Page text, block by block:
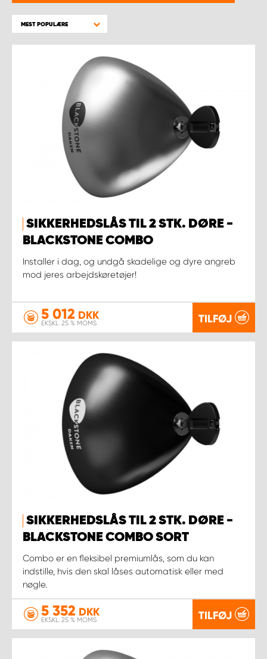
MEST POPULÆRE
SIKKERHEDSLÅS TIL 2 STK. DØRE -
BLACKSTONE COMBO
Installer i dag, og undgå skadelige og dyre angreb
mod jeres arbejdskøretøjer!
5 012 DKK
EKSKL. 25 % MOMS TILFØJ
SIKKERHEDSLÅS TIL 2 STK. DØRE -
BLACKSTONE COMBO SORT
Combo er en fleksibel premiumlås, som du kan
indstille, hvis den skal låses automatisk eller med
nøgle.
5 352 DKK
EKSKL. 25 % MOMS TILFØJ